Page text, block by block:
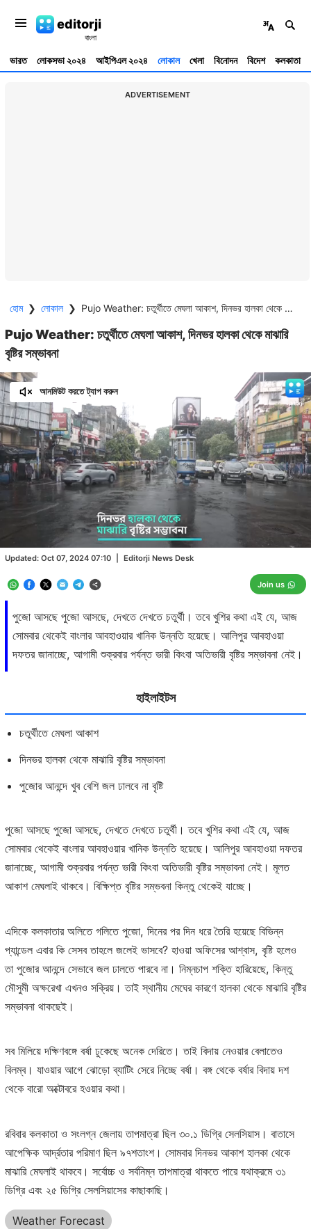
editorji
ভারত লোকসভা ২০২৪ আইপিএল ২০২৪ লোকাল খেলা বিনোদন বিদেশ কলকাতা
ADVERTISEMENT
হোম ❯ লোকাল ❯ Pujo Weather: চতুর্থীতে মেঘলা আকাশ, দিনভর হালকা থেকে মাঝারি বৃষ্টির সম্ভাবনা
Pujo Weather: চতুর্থীতে মেঘলা আকাশ, দিনভর হালকা থেকে মাঝারি
বৃষ্টির সম্ভাবনা
পুজো আসছে পুজো আসছে, দেখতে দেখতে চতুর্থী। তবে খুশির কথা এই যে, আজ
সোমবার থেকেই বাংলার আবহাওয়ার খানিক উন্নতি হয়েছে। আলিপুর আবহাওয়া
দফতর জানাচ্ছে, আগামী শুক্রবার পর্যন্ত ভারী কিংবা অতিভারী বৃষ্টির সম্ভাবনা নেই।
Updated: Oct 07, 2024 07:10 Editorji News Desk
Join us
আনমিউট করতে ট্যাপ করুন
Unmute
/
Loaded:
77.98%
হাইলাইটস
চতুর্থীতে মেঘলা আকাশ
দিনভর হালকা থেকে মাঝারি বৃষ্টির সম্ভাবনা
পুজোর আনন্দে খুব বেশি জল ঢালবে না বৃষ্টি
পুজো আসছে পুজো আসছে, দেখতে দেখতে চতুর্থী। তবে খুশির কথা এই যে, আজ
সোমবার থেকেই বাংলার আবহাওয়ার খানিক উন্নতি হয়েছে। আলিপুর আবহাওয়া দফতর
জানাচ্ছে, আগামী শুক্রবার পর্যন্ত ভারী কিংবা অতিভারী বৃষ্টির সম্ভাবনা নেই। মূলত
আকাশ মেঘলাই থাকবে। বিক্ষিপ্ত বৃষ্টির সম্ভবনা কিন্তু থেকেই যাচ্ছে।
এদিকে কলকাতার অলিতে গলিতে পুজো, দিনের পর দিন ধরে তৈরি হয়েছে বিভিন্ন
প্যান্ডেল এবার কি সেসব তাহলে জলেই ভাসবে? হাওয়া অফিসের আশ্বাস, বৃষ্টি হলেও
তা পুজোর আনন্দে সেভাবে জল ঢালতে পারবে না। নিম্নচাপ শক্তি হারিয়েছে, কিন্তু
মৌসুমী অক্ষরেখা এখনও সক্রিয়। তাই স্থানীয় মেঘের কারণে হালকা থেকে মাঝারি বৃষ্টির
সম্ভাবনা থাকছেই।
সব মিলিয়ে দক্ষিণবঙ্গে বর্ষা ঢুকেছে অনেক দেরিতে। তাই বিদায় নেওয়ার বেলাতেও
বিলম্ব। যাওয়ার আগে ঝোড়ো ব্যাটিং সেরে নিচ্ছে বর্ষা। বঙ্গ থেকে বর্ষার বিদায় দশ
থেকে বারো অক্টোবরে হওয়ার কথা।
রবিবার কলকাতা ও সংলগ্ন জেলায় তাপমাত্রা ছিল ৩০.১ ডিগ্রি সেলসিয়াস। বাতাসে
আপেক্ষিক আর্দ্রতার পরিমাণ ছিল ৯৭শতাংশ। সোমবার দিনভর আকাশ হালকা থেকে
মাঝারি মেঘলাই থাকবে। সর্বোচ্চ ও সর্বনিম্ন তাপমাত্রা থাকতে পারে যথাক্রমে ৩১
ডিগ্রি এবং ২৫ ডিগ্রি সেলসিয়াসের কাছাকাছি।
Weather Forecast